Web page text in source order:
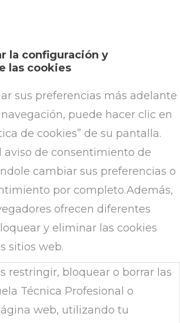
la configuración y
las cookies
sus preferencias más adelante
puede hacer clic en
de cookies” de su pantalla.
aviso de consentimiento de
cambiar sus preferencias o
por completo.Además,
ofrecen diferentes
y eliminar las cookies
sitios web.
restringir, bloquear o borrar las
Técnica Profesional o
web, utilizando tu